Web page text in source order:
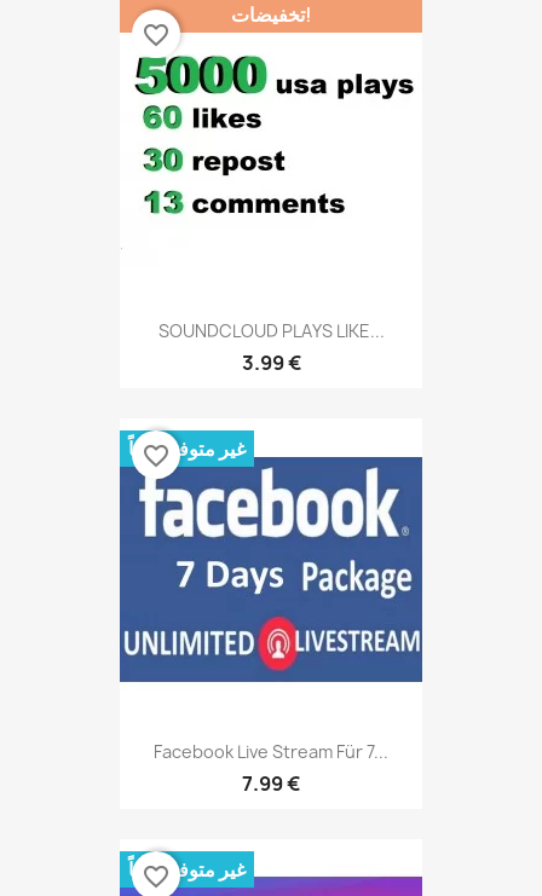
SOUNDCLOUD PLAYS LIKE...
3.99 €
تخفيضات!
favorite_border
Facebook Live Stream Für 7...
7.99 €
غير متوفر حالياً
favorite_border
غير متوفر حالياً
favorite_border